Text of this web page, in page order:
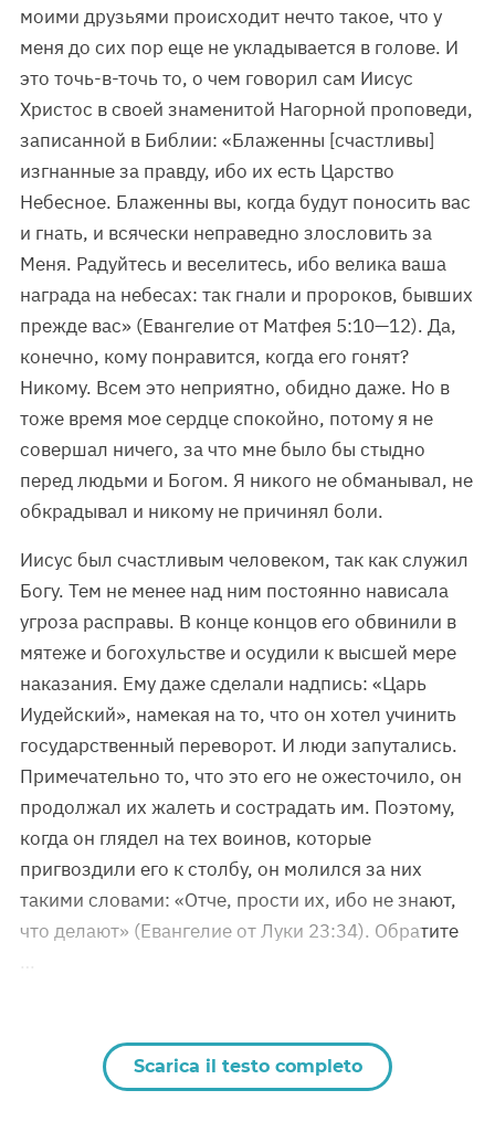
моими друзьями происходит нечто такое, что у
меня до сих пор еще не укладывается в голове. И
это точь-в-точь то, о чем говорил сам Иисус
Христос в своей знаменитой Нагорной проповеди,
записанной в Библии: «Блаженны [счастливы]
изгнанные за правду, ибо их есть Царство
Небесное. Блаженны вы, когда будут поносить вас
и гнать, и всячески неправедно злословить за
Меня. Радуйтесь и веселитесь, ибо велика ваша
награда на небесах: так гнали и пророков, бывших
прежде вас» (Евангелие от Матфея 5:10—12). Да,
конечно, кому понравится, когда его гонят?
Никому. Всем это неприятно, обидно даже. Но в
тоже время мое сердце спокойно, потому я не
совершал ничего, за что мне было бы стыдно
перед людьми и Богом. Я никого не обманывал, не
обкрадывал и никому не причинял боли.
Иисус был счастливым человеком, так как служил
Богу. Тем не менее над ним постоянно нависала
угроза расправы. В конце концов его обвинили в
мятеже и богохульстве и осудили к высшей мере
наказания. Ему даже сделали надпись: «Царь
Иудейский», намекая на то, что он хотел учинить
государственный переворот. И люди запутались.
Примечательно то, что это его не ожесточило, он
продолжал их жалеть и сострадать им. Поэтому,
когда он глядел на тех воинов, которые
пригвоздили его к столбу, он молился за них
такими словами: «Отче, прости их, ибо не знают,
что делают» (Евангелие от Луки 23:34). Обратите
Scarica il testo completo